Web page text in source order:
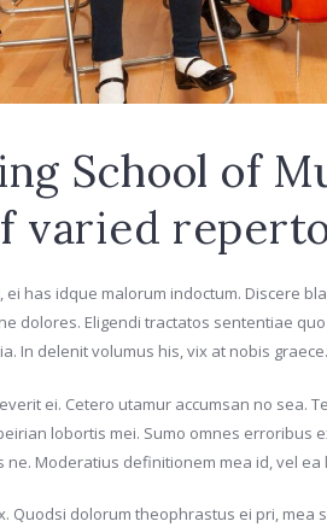
School of
varied
ei has idque malorum indoctum. Discere
dolores. Eligendi tractatos sententiae
In delenit volumus his, vix at nobis
ei. Cetero utamur accumsan no sea.
lobortis mei. Sumo omnes erroribus
Moderatius definitionem mea id, vel ea
Quodsi dolorum theophrastus ei pri, mea